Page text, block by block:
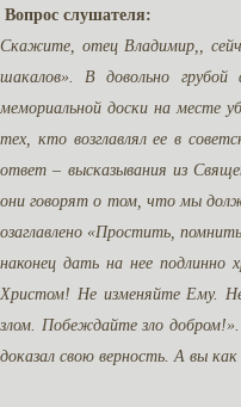
Вопрос слушателя:
Скажите, отец Владимир,
,
шакалов». В довольно
мемориальной доски на месте
тех, кто возглавлял ее в
ответ – высказывания из
они говорят о том, что мы
озаглавлено «Простить,
наконец дать на нее подлинно
Христом! Не изменяйте Ему.
злом. Побеждайте зло
доказал свою верность. А вы